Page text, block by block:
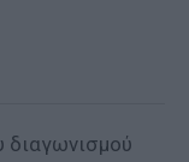
διαγωνισμού